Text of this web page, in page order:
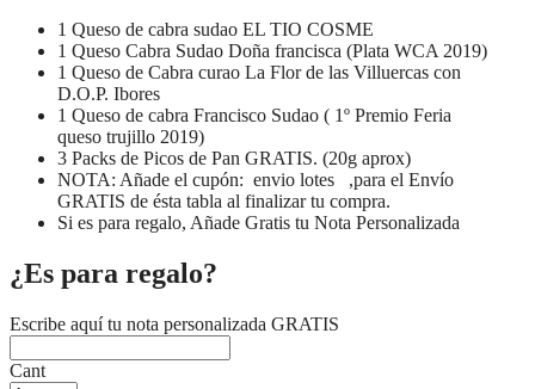
1 Queso de cabra sudao EL TIO COSME
1 Queso Cabra Sudao Doña francisca (Plata WCA 2019)
1 Queso de Cabra curao La Flor de las Villuercas con
D.O.P. Ibores
1 Queso de cabra Francisco Sudao ( 1º Premio Feria
queso trujillo 2019)
3 Packs de Picos de Pan GRATIS. (20g aprox)
NOTA: Añade el cupón: envio lotes ,para el Envío
GRATIS de ésta tabla al finalizar tu compra.
Si es para regalo, Añade Gratis tu Nota Personalizada
¿Es para regalo?
Escribe aquí tu nota personalizada GRATIS
Cant